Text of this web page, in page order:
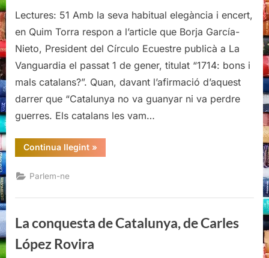
mals
Bons
i
mals
demòcrates!
Lectures: 51 Amb la seva habitual elegància i encert,
en Quim Torra respon a l’article que Borja García-
Nieto, President del Círculo Ecuestre publicà a La
Vanguardia el passat 1 de gener, titulat “1714: bons i
mals catalans?”. Quan, davant l’afirmació d’aquest
darrer que “Catalunya no va guanyar ni va perdre
guerres. Els catalans les vam…
Continua llegint“Bons
i
mals
»
Parlem-ne
La conquesta de Catalunya, de Carles
López Rovira